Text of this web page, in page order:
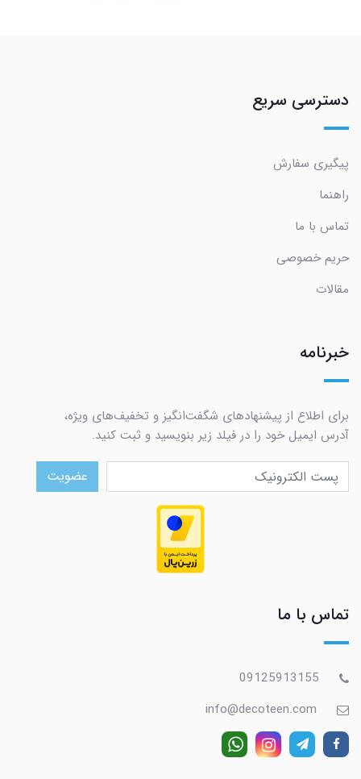
دسترسی سریع
پیگیری سفارش
راهنما
تماس با ما
حریم خصوصی
مقالات
خبرنامه
برای اطلاع از پیشنهادهای شگفت‌انگیز و تخفیف‌های ویژه،
آدرس ایمیل خود را در فیلد زیر بنویسید و ثبت کنید.
عضویت
تماس با ما